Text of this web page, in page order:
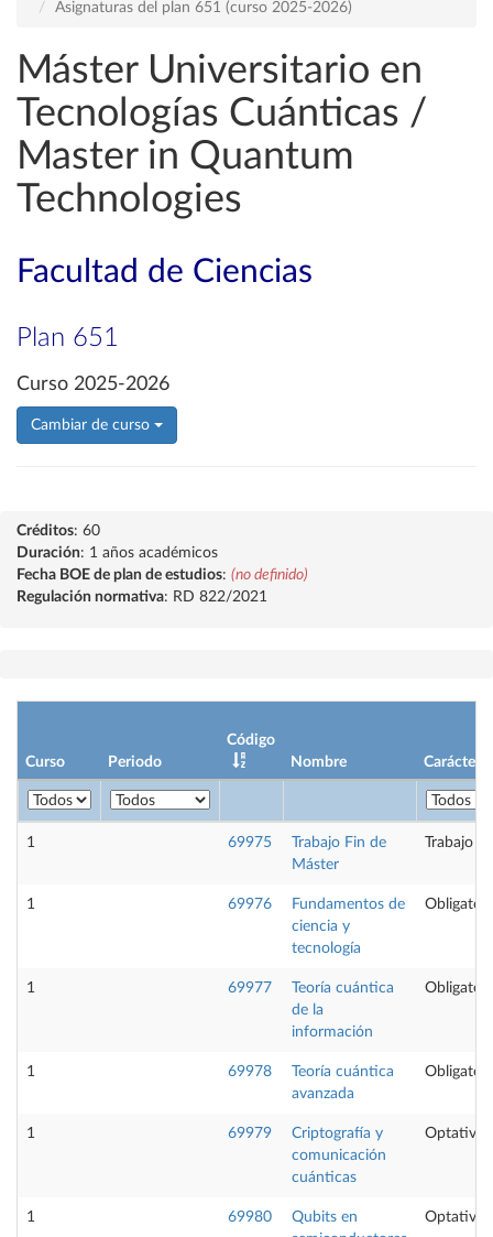
Asignaturas del plan 651 (curso 2025-2026)
Máster Universitario en
Tecnologías Cuánticas /
Master in Quantum
Technologies
Facultad de Ciencias
Plan 651
Curso 2025-2026
Cambiar de curso
Créditos: 60
Duración: 1 años académicos
Fecha BOE de plan de estudios: (no definido)
Regulación normativa: RD 822/2021
Curso Periodo
Código
Nombre
Carácter
1 69975
Trabajo Fin de
Máster
Trabajo
1 69976
Fundamentos de
ciencia y
tecnología
1 69977
Teoría cuántica
de la
información
1 69978
Teoría cuántica
avanzada
1 69979
Criptografía y
comunicación
cuánticas
Optativa
1 69980
Qubits en
Optativa